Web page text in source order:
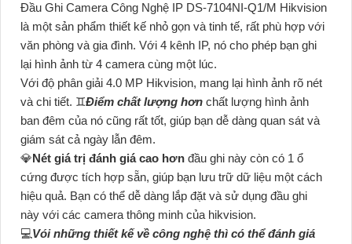
Đầu Ghi Camera Công Nghệ IP DS-7104NI-Q1/M Hikvision
là một sản phẩm thiết kế nhỏ gọn và tinh tế, rất phù hợp với
văn phòng và gia đình. Với 4 kênh IP, nó cho phép bạn ghi
lại hình ảnh từ 4 camera cùng một lúc.
Với độ phân giải 4.0 MP Hikvision, mang lại hình ảnh rõ nét
và chi tiết. ♊Điểm chất lượng hơn chất lượng hình ảnh
ban đêm của nó cũng rất tốt, giúp bạn dễ dàng quan sát và
giám sát cả ngày lẫn đêm.
💎Nét giá trị đánh giá cao hơn đầu ghi này còn có 1 ổ
cứng được tích hợp sẵn, giúp bạn lưu trữ dữ liệu một cách
hiệu quả. Bạn có thể dễ dàng lắp đặt và sử dụng đầu ghi
này với các camera thông minh của hikvision.
💻Vói những thiết kế về công nghệ thì có thể đánh giá